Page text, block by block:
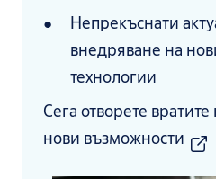
Непрекъснати
внедряване на
технологии
Сега отворете
нови възможности